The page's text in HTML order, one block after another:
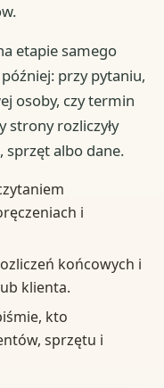
etapie samego
przy pytaniu,
osoby, czy termin
strony rozliczyły
sprzęt albo dane.
i
końcowych i
klienta.
kto
sprzętu i